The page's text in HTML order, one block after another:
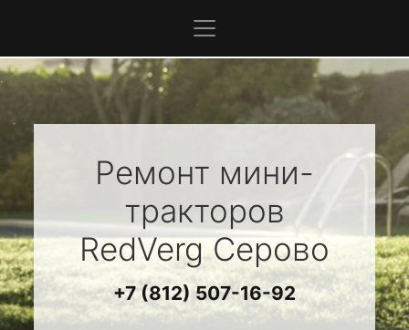
Ремонт мини-
тракторов
RedVergСерово
+7 (812) 507-16-92